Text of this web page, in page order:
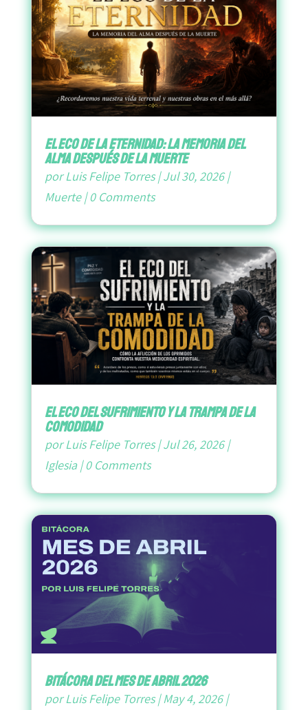
El Eco de la Eternidad: La Memoria del
Alma después de la Muerte
porLuis Felipe Torres|Jul 30, 2026|
Muerte|0 Comments
El Eco del Sufrimiento y la Trampa de la
Comodidad
porLuis Felipe Torres|Jul 26, 2026|
Iglesia|0 Comments
bitácora del mes de abril 2026
porLuis Felipe Torres|May 4, 2026|